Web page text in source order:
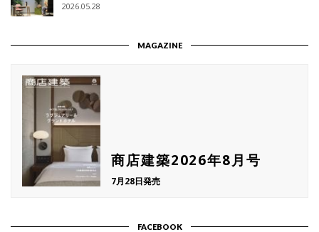
2026.05.28
MAGAZINE
商店建築2026年8月号
7月28日発売
FACEBOOK